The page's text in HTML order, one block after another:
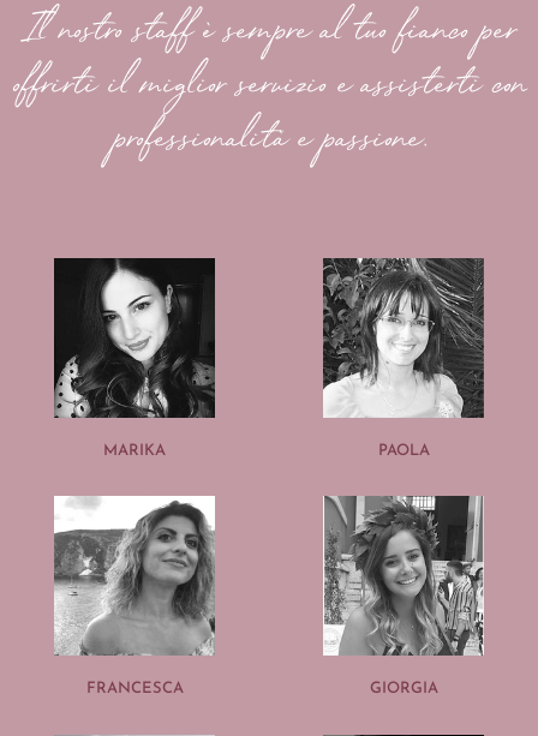
Il nostro staff è sempre al tuo fianco per
offrirti il miglior servizio e assisterti con
professionalità e passione.
MARIKA PAOLA
FRANCESCA GIORGIA